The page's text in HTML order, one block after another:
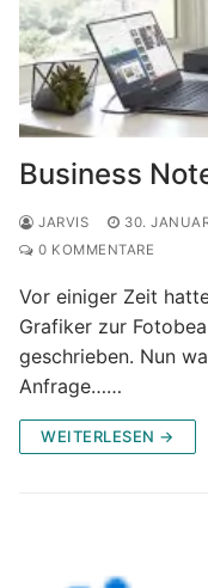
Business
JARVIS 30.
0 KOMMENTARE
Vor einiger Zeit
Grafiker zur
geschrieben. Nun
Anfrage……
WEITERLESEN →